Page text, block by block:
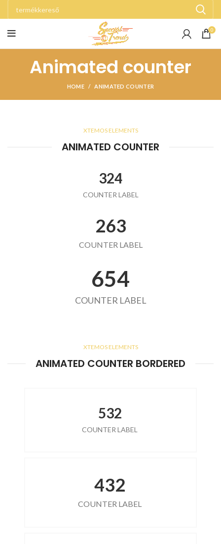
0
Animated counter
HOME ANIMATED COUNTER
XTEMOS ELEMENTS
ANIMATED COUNTER
324
COUNTER LABEL
263
COUNTER LABEL
654
COUNTER LABEL
XTEMOS ELEMENTS
ANIMATED COUNTER BORDERED
532
COUNTER LABEL
432
COUNTER LABEL